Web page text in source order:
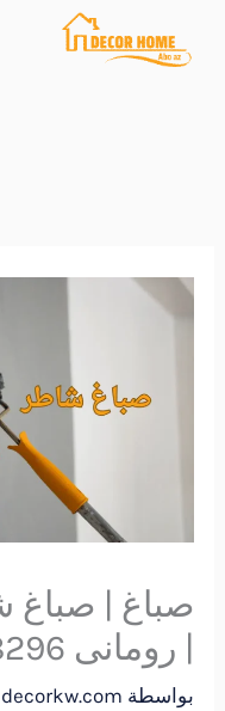
صباغ |
| رومانى 51748296
بواسطة decorkw.com